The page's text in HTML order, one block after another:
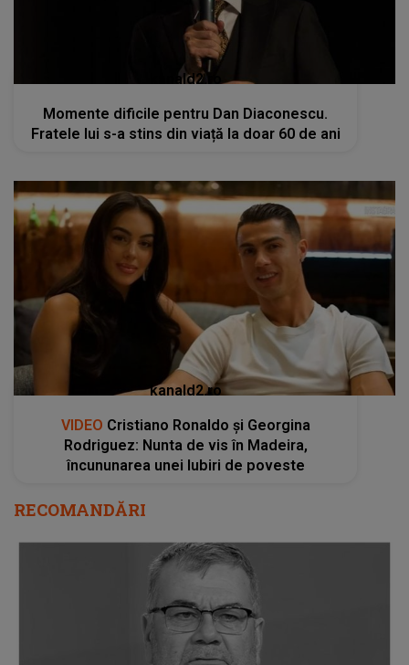
kanald2.ro
Momente dificile pentru Dan Diaconescu.
Fratele lui s-a stins din viață la doar 60 de ani
kanald2.ro
VIDEO Cristiano Ronaldo și Georgina
Rodriguez: Nunta de vis în Madeira,
încununarea unei Iubiri de poveste
RECOMANDĂRI